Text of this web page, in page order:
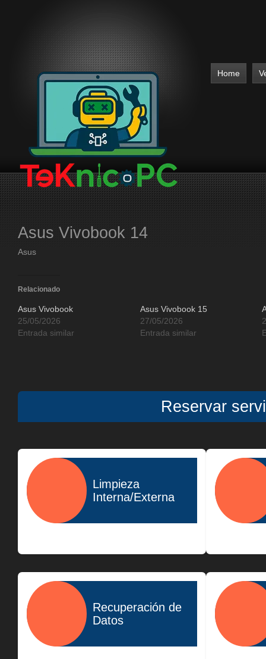
Home
Asus Vivobook 14
Asus
Relacionado
Asus Vivobook
25/05/2026
Entrada similar
Asus Vivobook 15
27/05/2026
Entrada similar
Reservar
Limpieza
Interna/Externa
Recuperación de
Datos